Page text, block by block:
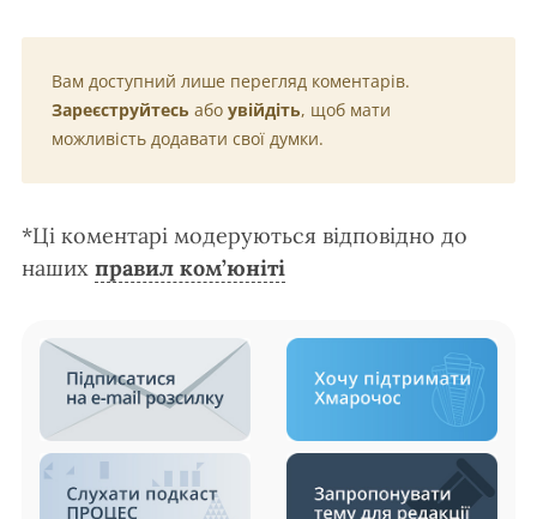
Вам доступний лише перегляд коментарів.
Зареєструйтесь або увійдіть, щоб мати
можливість додавати свої думки.
*Ці коментарі модеруються відповідно до
наших правил ком’юніті